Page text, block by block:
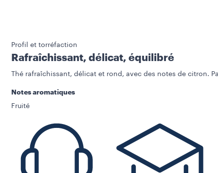
Profil et torréfaction
Rafraîchissant, délicat, équilibré
Thé rafraîchissant, délicat et rond, avec des notes de citron.
Notes aromatiques
Fruité